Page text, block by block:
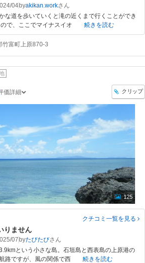
04byakikan.work
な道を歩いていくと滝の近くまで行くことができ
で、ここでマイナスイオ
続きを読む
竹富町上原870-3
価詳細 クリップ
125
クチコミ一覧を見る
りません
07 byたびたび
という小さな島。石垣島と西表島の上原港の
路ですが、風の関係で西
続きを読む